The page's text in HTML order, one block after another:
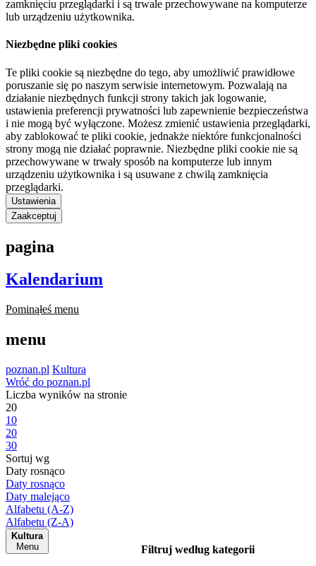
zamknięciu przeglądarki i są trwale przechowywane na komputerze
lub urządzeniu użytkownika.
Niezbędne pliki cookies
Te pliki cookie są niezbędne do tego, aby umożliwić prawidłowe
poruszanie się po naszym serwisie internetowym. Pozwalają na
działanie niezbędnych funkcji strony takich jak logowanie,
ustawienia preferencji prywatności lub zapewnienie bezpieczeństwa
i nie mogą być wyłączone. Możesz zmienić ustawienia przeglądarki,
aby zablokować te pliki cookie, jednakże niektóre funkcjonalności
strony mogą nie działać poprawnie. Niezbędne pliki cookie nie są
przechowywane w trwały sposób na komputerze lub innym
urządzeniu użytkownika i są usuwane z chwilą zamknięcia
przeglądarki.
Ustawienia
Zaakceptuj
pagina
Kalendarium
Pominąłeś menu
menu
poznan.pl Kultura
Wróć do poznan.pl
Liczba wyników na stronie
20
10
20
30
Sortuj wg
Daty rosnąco
Daty rosnąco
Daty malejąco
Alfabetu (A-Z)
Alfabetu (Z-A)
Kultura
Menu
Filtruj według kategorii